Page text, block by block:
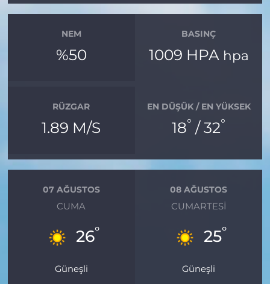
NEM
%50
BASINÇ
1009 HPA hpa
RÜZGAR
1.89 M/S
EN DÜŞÜK / EN YÜKSEK
18° / 32°
07 AĞUSTOS
CUMA
26°
Güneşli
08 AĞUSTOS
CUMARTESI
25°
Güneşli